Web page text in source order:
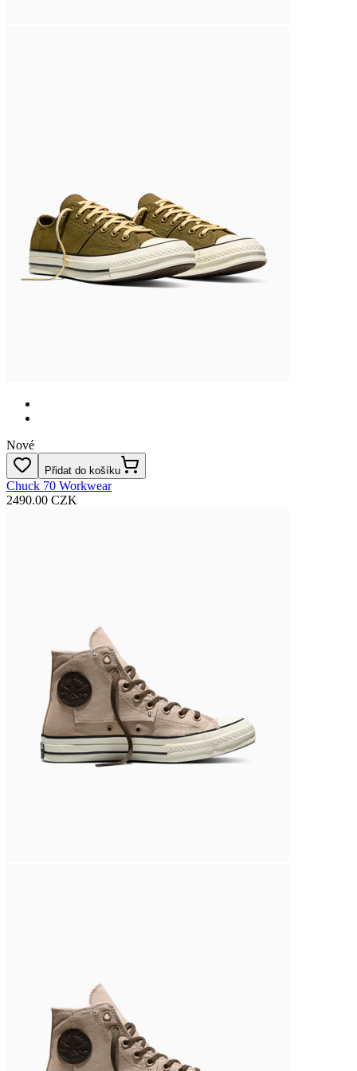
Nové
Přidat do košíku
Chuck 70 Workwear
2490.00 CZK